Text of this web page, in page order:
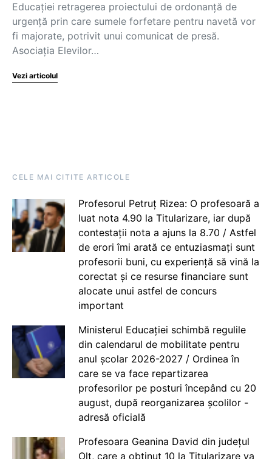
Educației retragerea proiectului de ordonanță de
urgență prin care sumele forfetare pentru navetă vor
fi majorate, potrivit unui comunicat de presă.
Asociația Elevilor…
Vezi articolul
CELE MAI CITITE ARTICOLE
Profesorul Petruț Rizea: O profesoară a
luat nota 4.90 la Titularizare, iar după
contestații nota a ajuns la 8.70 / Astfel
de erori îmi arată ce entuziasmați sunt
profesorii buni, cu experiență să vină la
corectat și ce resurse financiare sunt
alocate unui astfel de concurs
important
Ministerul Educației schimbă regulile
din calendarul de mobilitate pentru
anul școlar 2026-2027 / Ordinea în
care se va face repartizarea
profesorilor pe posturi începând cu 20
august, după reorganizarea școlilor -
adresă oficială
Profesoara Geanina David din județul
Olt, care a obținut 10 la Titularizare va